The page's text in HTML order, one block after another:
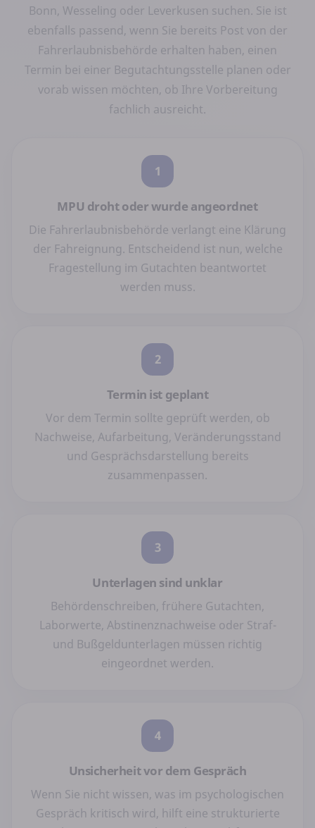
Bonn, Wesseling oder Leverkusen suchen. Sie ist
ebenfalls passend, wenn Sie bereits Post von der
Fahrerlaubnisbehörde erhalten haben, einen
Termin bei einer Begutachtungsstelle planen oder
vorab wissen möchten, ob Ihre Vorbereitung
fachlich ausreicht.
1
MPU droht oder wurde angeordnet
Die Fahrerlaubnisbehörde verlangt eine Klärung
der Fahreignung. Entscheidend ist nun, welche
Fragestellung im Gutachten beantwortet
werden muss.
2
Termin ist geplant
Vor dem Termin sollte geprüft werden, ob
Nachweise, Aufarbeitung, Veränderungsstand
und Gesprächsdarstellung bereits
zusammenpassen.
3
Unterlagen sind unklar
Behördenschreiben, frühere Gutachten,
Laborwerte, Abstinenznachweise oder Straf-
und Bußgeldunterlagen müssen richtig
eingeordnet werden.
4
Unsicherheit vor dem Gespräch
Wenn Sie nicht wissen, was im psychologischen
Gespräch kritisch wird, hilft eine strukturierte